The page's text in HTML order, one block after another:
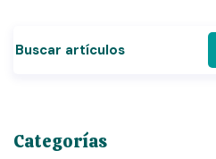
Categorías